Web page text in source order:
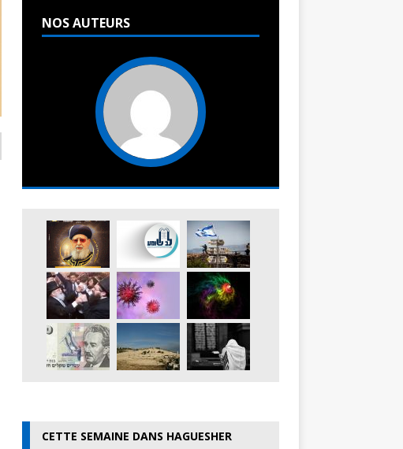
NOS AUTEURS
CETTE SEMAINE DANS HAGUESHER